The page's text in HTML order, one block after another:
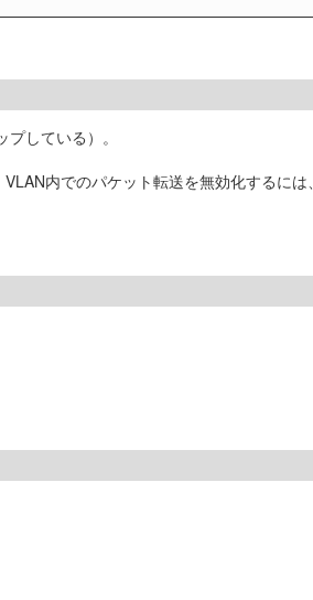
している）。
内でのパケット転送を無効化するには、